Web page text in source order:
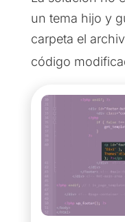
un tema hijo y
carpeta el
código